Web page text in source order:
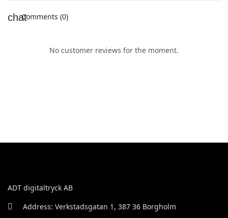
Comments (0)
No customer reviews for the moment.
ADT digitaltryck AB
Address: Verkstadsgatan 1, 387 36 Borgholm